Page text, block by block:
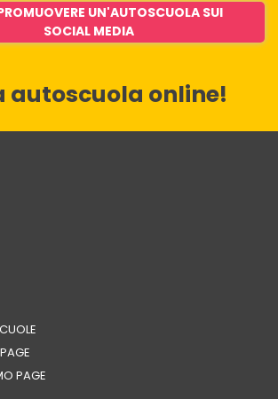
UN'AUTOSCUOLA SUI
SOCIAL MEDIA
autoscuola online!
PAGE